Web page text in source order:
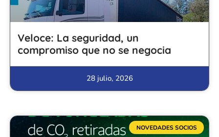
Veloce: La seguridad, un
compromiso que no se negocia
28 julio, 2026
NOVEDADES SOCIOS